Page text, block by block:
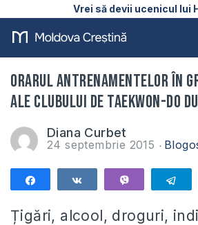
Vrei să devii ucenicul lui
Orarul antrenamentelor în
ale clubului de Taekwon-Do
Diana Curbet
24 septembrie 2015
Țigări, alcool, droguri,